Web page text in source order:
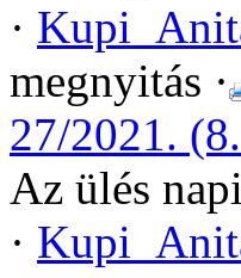
·
megnyitás ·
27/2021.
Az ülés
·